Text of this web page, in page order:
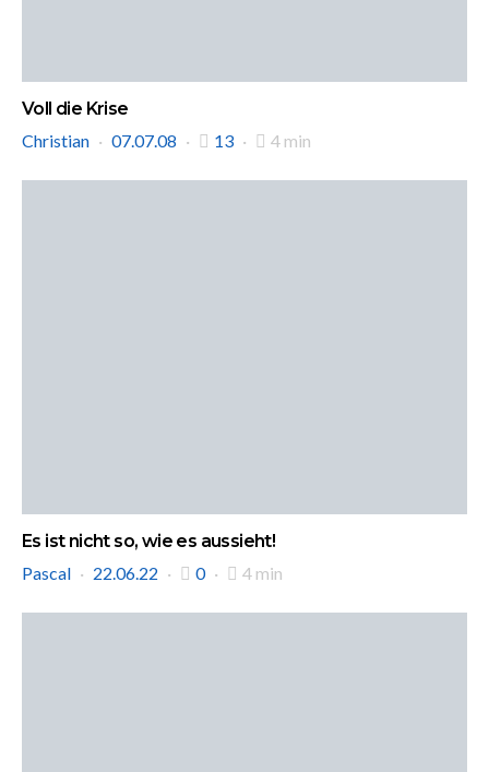
Voll die Krise
Christian
07.07.08 13 4 min
Es ist nicht so, wie es aussieht!
Pascal
22.06.22 0 4 min